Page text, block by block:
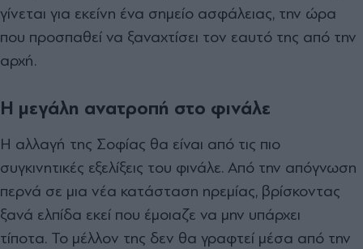
γίνεται για εκείνη ένα σημείο ασφάλειας, την ώρα
που προσπαθεί να ξαναχτίσει τον εαυτό της από την
αρχή.
Η μεγάλη ανατροπή στο φινάλε
Η αλλαγή της Σοφίας θα είναι από τις πιο
συγκινητικές εξελίξεις του φινάλε. Από την απόγνωση
περνά σε μια νέα κατάσταση ηρεμίας, βρίσκοντας
ξανά ελπίδα εκεί που έμοιαζε να μην υπάρχει
τίποτα. Το μέλλον της δεν θα γραφτεί μέσα από την